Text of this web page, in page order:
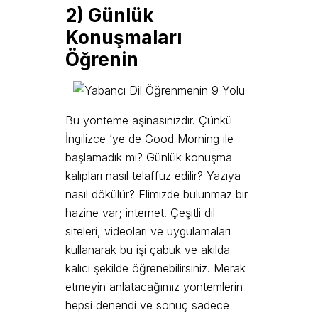
2) Günlük
Konuşmaları
Öğrenin
Bu yönteme aşinasınızdır. Çünkü
İngilizce ’ye de Good Morning ile
başlamadık mı? Günlük konuşma
kalıpları nasıl telaffuz edilir? Yazıya
nasıl dökülür? Elimizde bulunmaz bir
hazine var; internet. Çeşitli dil
siteleri, videoları ve uygulamaları
kullanarak bu işi çabuk ve akılda
kalıcı şekilde öğrenebilirsiniz. Merak
etmeyin anlatacağımız yöntemlerin
hepsi denendi ve sonuç sadece